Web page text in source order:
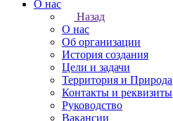
О нас
Назад
О нас
Об организации
История создания
Цели и задачи
Территория и Природа
Контакты и реквизиты
Руководство
Вакансии